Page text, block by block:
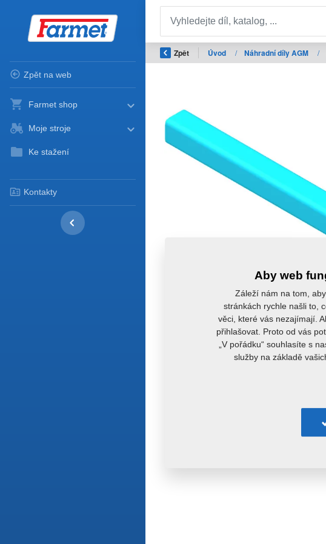
Zpět na web
Farmet shop
Moje stroje
Ke stažení
Kontakty
Zpět Úvod / Náhradní díly AGM /
Aby web
Záleží nám na tom,
stránkách rychle našli to,
věci, které vás nezajímají.
přihlašovat. Proto od vás
„V pořádku“ souhlasíte s
služby na základě